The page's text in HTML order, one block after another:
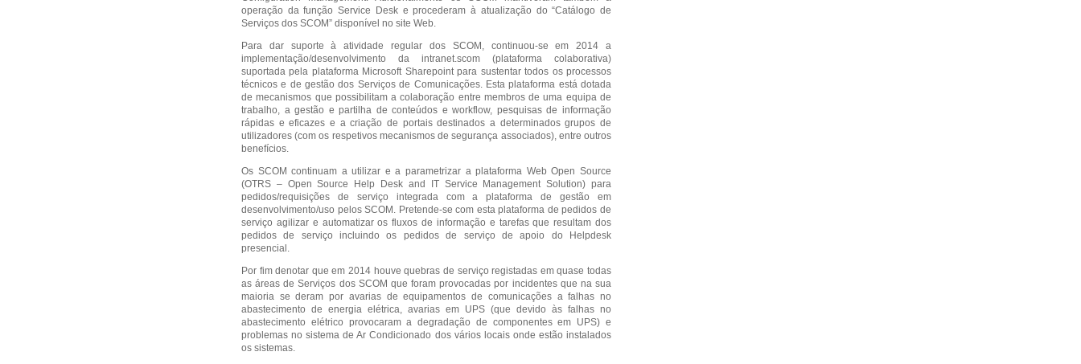
operação da função Service Desk e procederam à atualização do “Catálogo de
Serviços dos SCOM” disponível no site Web.
Para dar suporte à atividade regular dos SCOM, continuou-se em 2014 a
implementação/desenvolvimento da intranet.scom (plataforma colaborativa)
suportada pela plataforma Microsoft Sharepoint para sustentar todos os processos
técnicos e de gestão dos Serviços de Comunicações. Esta plataforma está dotada
de mecanismos que possibilitam a colaboração entre membros de uma equipa de
trabalho, a gestão e partilha de conteúdos e workflow, pesquisas de informação
rápidas e eficazes e a criação de portais destinados a determinados grupos de
utilizadores (com os respetivos mecanismos de segurança associados), entre outros
benefícios.
Os SCOM continuam a utilizar e a parametrizar a plataforma Web Open Source
(OTRS – Open Source Help Desk and IT Service Management Solution) para
pedidos/requisições de serviço integrada com a plataforma de gestão em
desenvolvimento/uso pelos SCOM. Pretende-se com esta plataforma de pedidos de
serviço agilizar e automatizar os fluxos de informação e tarefas que resultam dos
pedidos de serviço incluindo os pedidos de serviço de apoio do Helpdesk
presencial.
Por fim denotar que em 2014 houve quebras de serviço registadas em quase todas
as áreas de Serviços dos SCOM que foram provocadas por incidentes que na sua
maioria se deram por avarias de equipamentos de comunicações a falhas no
abastecimento de energia elétrica, avarias em UPS (que devido às falhas no
abastecimento elétrico provocaram a degradação de componentes em UPS) e
problemas no sistema de Ar Condicionado dos vários locais onde estão instalados
os sistemas.